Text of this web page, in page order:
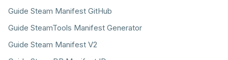
Guide Steam Manifest GitHub
Guide SteamTools Manifest Generator
Guide Steam Manifest V2